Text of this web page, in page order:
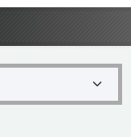
id=9342]